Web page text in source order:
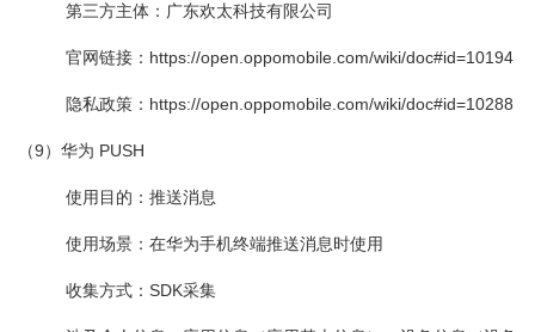
第三方主体：广东欢太科技有限公司
官网链接：https://open.oppomobile.com/wiki/doc#id=10194
隐私政策：https://open.oppomobile.com/wiki/doc#id=10288
（9）华为 PUSH
使用目的：推送消息
使用场景：在华为手机终端推送消息时使用
收集方式：SDK采集